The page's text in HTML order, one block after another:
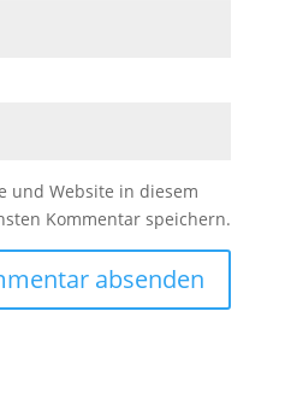
und Website in diesem
Kommentar speichern.